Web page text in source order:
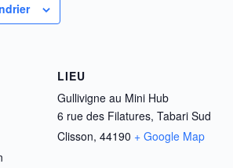
LIEU
Gullivigne au Mini Hub
6 rue des Filatures, Tabari Sud
Clisson, 44190 + Google Map